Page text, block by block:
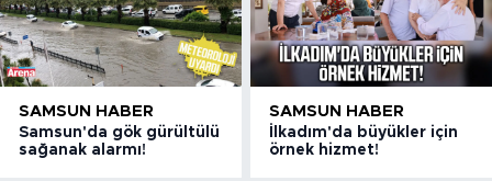
SAMSUN HABER
Samsun'da gök gürültülü
sağanak alarmı!
SAMSUN HABER
İlkadım'da büyükler için
örnek hizmet!